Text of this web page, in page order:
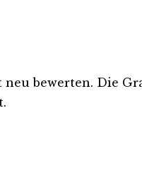
bewerten. Die